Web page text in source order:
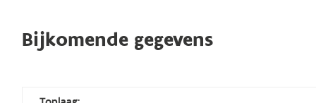
Bijkomende gegevens